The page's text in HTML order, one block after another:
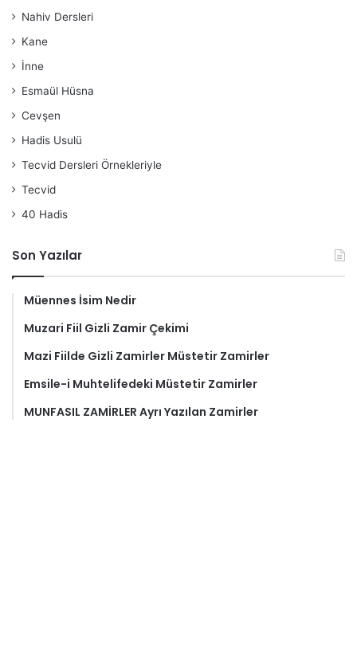
Nahiv Dersleri
Kane
İnne
Esmaül Hüsna
Cevşen
Hadis Usulü
Tecvid Dersleri Örnekleriyle
Tecvid
40 Hadis
Son Yazılar
Müennes İsim Nedir
Muzari Fiil Gizli Zamir Çekimi
Mazi Fiilde Gizli Zamirler Müstetir Zamirler
Emsile-i Muhtelifedeki Müstetir Zamirler
MUNFASIL ZAMİRLER Ayrı Yazılan Zamirler